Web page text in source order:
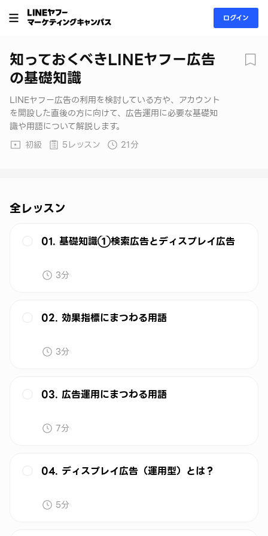
ログイン
知っておくべきLINEヤフー広告
の基礎知識
LINEヤフー広告の利用を検討している方や、アカウント
を開設した直後の方に向けて、広告運用に必要な基礎知
識や用語について解説します。
初級
5レッスン 21分
全レッスン
01. 基礎知識➀検索広告とディスプレイ広告
3分
02. 効果指標にまつわる用語
3分
03. 広告運用にまつわる用語
7分
04. ディスプレイ広告（運用型）とは？
5分